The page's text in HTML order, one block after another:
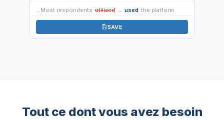
…Most respondents utilized → used the platform
SAVE
Tout ce dont vous avez besoin